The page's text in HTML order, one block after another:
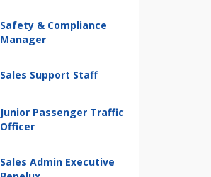
Safety & Compliance
Manager
Sales Support Staff
Junior Passenger Traffic
Officer
Sales Admin Executive